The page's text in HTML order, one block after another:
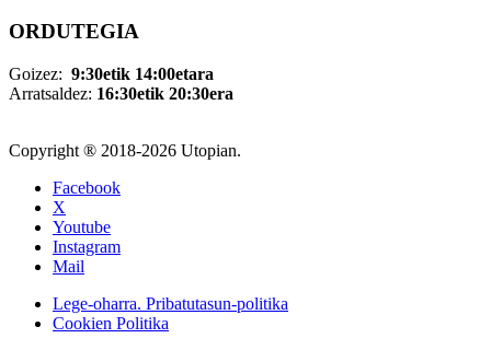
ORDUTEGIA
Goizez: 9:30etik 14:00etara
Arratsaldez: 16:30etik 20:30era
Copyright ® 2018-2026 Utopian.
Facebook
X
Youtube
Instagram
Mail
Lege-oharra. Pribatutasun-politika
Cookien Politika